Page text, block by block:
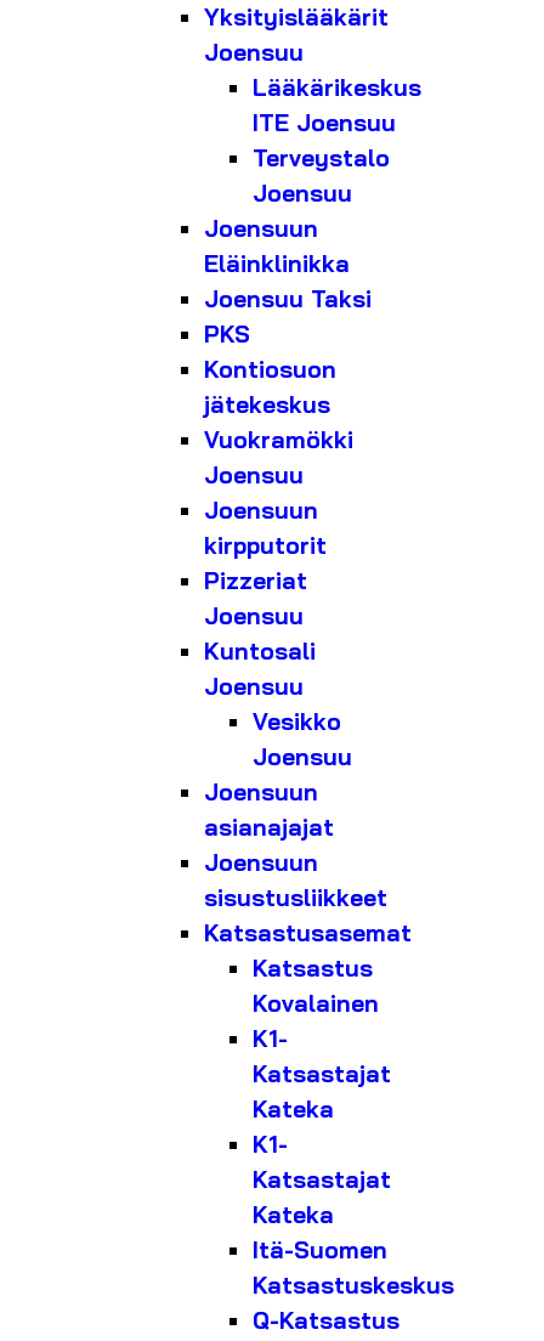
Yksityislääkärit
Joensuu
Lääkärikeskus
ITE Joensuu
Terveystalo
Joensuu
Joensuun
Eläinklinikka
Joensuu Taksi
PKS
Kontiosuon
jätekeskus
Vuokramökki
Joensuu
Joensuun
kirpputorit
Pizzeriat
Joensuu
Kuntosali
Joensuu
Vesikko
Joensuu
Joensuun
asianajajat
Joensuun
sisustusliikkeet
Katsastusasemat
Katsastus
Kovalainen
K1-
Katsastajat
Kateka
K1-
Katsastajat
Kateka
Itä-Suomen
Katsastuskeskus
Q-Katsastus